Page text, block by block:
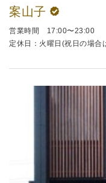
案山子
営業時間 17:00〜23:00
定休日：火曜日(祝日の場合